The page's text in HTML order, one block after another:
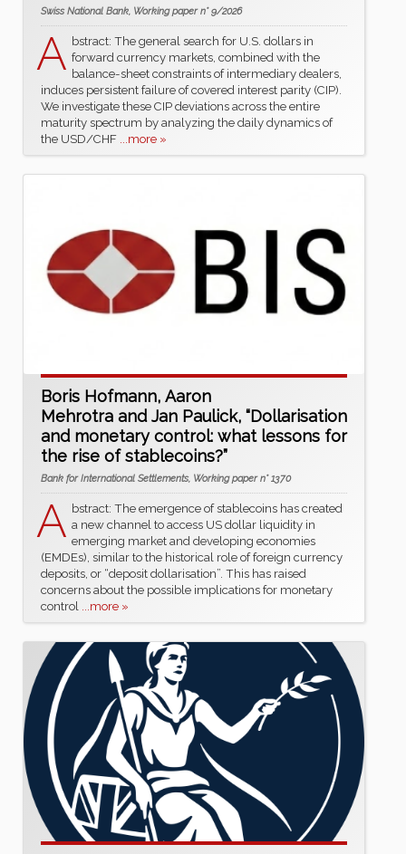
Swiss National Bank, Working paper n° 9/2026
A bstract: The general search for U.S. dollars in
forward currency markets, combined with the
balance-sheet constraints of intermediary dealers,
induces persistent failure of covered interest parity (CIP).
We investigate these CIP deviations across the entire
maturity spectrum by analyzing the daily dynamics of
the USD/CHF ...more »
Boris Hofmann, Aaron
Mehrotra and Jan Paulick, “Dollarisation
and monetary control: what lessons for
the rise of stablecoins?”
Bank for International Settlements, Working paper n° 1370
A bstract: The emergence of stablecoins has created
a new channel to access US dollar liquidity in
emerging market and developing economies
(EMDEs), similar to the historical role of foreign currency
deposits, or “deposit dollarisation”. This has raised
concerns about the possible implications for monetary
control ...more »